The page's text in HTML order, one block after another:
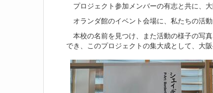
プロジェクト参加メンバーの有志と共に、
オランダ館のイベント会場に、私たちの活
本校の名前を見つけ、また活動の様子の写
でき、このプロジェクトの集大成として、大